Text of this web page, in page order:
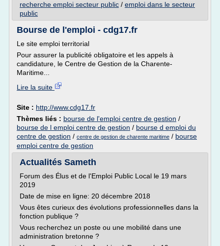
recherche emploi secteur public / emploi dans le secteur
public
Bourse de l'emploi - cdg17.fr
Le site emploi territorial
Pour assurer la publicité obligatoire et les appels à
candidature, le Centre de Gestion de la Charente-
Maritime...
Lire la suite
Site : http://www.cdg17.fr
Thèmes liés : bourse de l'emploi centre de gestion /
bourse de l emploi centre de gestion / bourse d emploi du
centre de gestion / centre de gestion de charente maritime / bourse
emploi centre de gestion
Actualités Sameth
Forum des Élus et de l'Emploi Public Local le 19 mars
2019
Date de mise en ligne: 20 décembre 2018
Vous êtes curieux des évolutions professionnelles dans la
fonction publique ?
Vous recherchez un poste ou une mobilité dans une
administration bretonne ?